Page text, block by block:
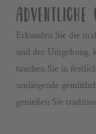
ADVENTLICHE
Erkunden Sie die
und der Umgebung,
tauchen Sie in
umliegende
genießen Sie